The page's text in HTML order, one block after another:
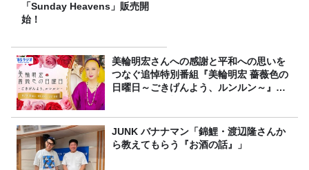
「Sunday Heavens」販売開
始！
美輪明宏さんへの感謝と平和への思いを
つなぐ追悼特別番組『美輪明宏 薔薇色の
日曜日～ごきげんよう、ルンルン～』
JUNK バナナマン「錦鯉・渡辺隆さんか
ら教えてもらう『お酒の話』」